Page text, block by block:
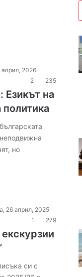
2026
2
235
Езикът на
политика
но
26 април, 2025
1
279
си с